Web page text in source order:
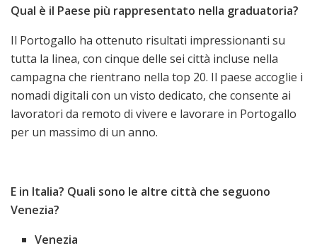
Qual è il Paese più rappresentato nella graduatoria?
Il Portogallo ha ottenuto risultati impressionanti su
tutta la linea, con cinque delle sei città incluse nella
campagna che rientrano nella top 20. Il paese accoglie i
nomadi digitali con un visto dedicato, che consente ai
lavoratori da remoto di vivere e lavorare in Portogallo
per un massimo di un anno.
E in Italia? Quali sono le altre città che seguono
Venezia?
Venezia